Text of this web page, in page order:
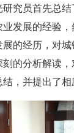
究员首先总结
业发展的经验
展的经历，对
刻的分析解读
，并提出了相